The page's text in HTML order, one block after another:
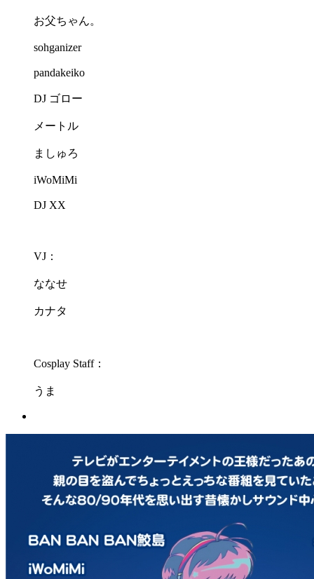
お父ちゃん。
sohganizer
pandakeiko
DJ ゴロー
メートル
ましゅろ
iWoMiMi
DJ XX
VJ：
ななせ
カナタ
Cosplay Staff：
うま